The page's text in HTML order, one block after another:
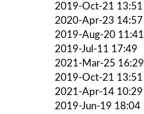
2019-Oct-21 13:51
2020-Apr-23 14:57
2019-Aug-20 11:41
2019-Jul-11 17:49
2021-Mar-25 16:29
2019-Oct-21 13:51
2021-Apr-14 10:29
2019-Jun-19 18:04